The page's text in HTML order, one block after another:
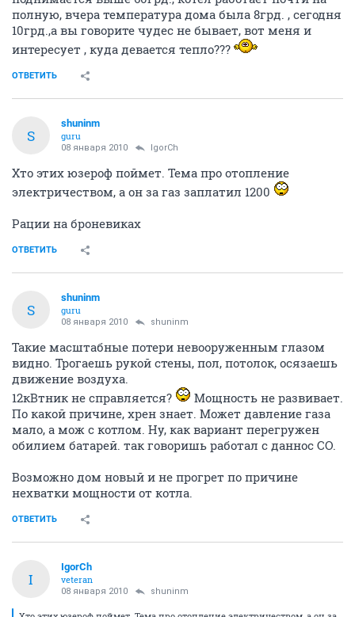
полную, вчера температура дома была 8грд. , сегодня
10грд.,а вы говорите чудес не бывает, вот меня и
интересует , куда девается тепло???
ОТВЕТИТЬ
S
shuninm
guru
08 января 2010 IgorCh
Хто этих юзероф поймет. Тема про отопление
электричеством, а он за газ заплатил 1200
Рации на броневиках
ОТВЕТИТЬ
S
shuninm
guru
08 января 2010 shuninm
Такие масштабные потери невооруженным глазом
видно. Трогаешь рукой стены, пол, потолок, осязаешь
движение воздуха.
12кВтник не справляется?
Мощность не развивает.
По какой причине, хрен знает. Может давление газа
мало, а мож с котлом. Ну, как вариант перегружен
обилием батарей. так говоришь работал с даннос СО.
Возможно дом новый и не прогрет по причине
нехватки мощности от котла.
ОТВЕТИТЬ
I
IgorCh
veteran
08 января 2010 shuninm